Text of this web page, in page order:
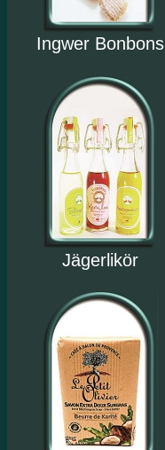
Ingwer Bonbons
Jägerlikör